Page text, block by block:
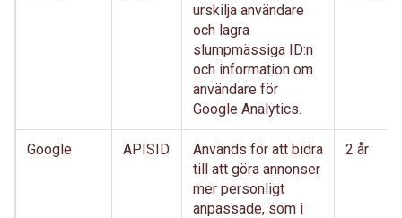
urskilja användare
och lagra
slumpmässiga ID:n
och information om
användare för
Google Analytics.
Google APISID
Används för att bidra
till att göra annonser
mer personligt
anpassade, som i
2 år